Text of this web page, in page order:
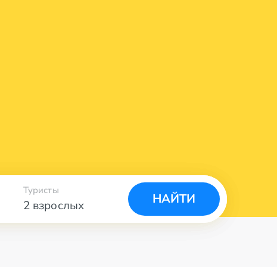
2 взрослых
Туристы
НАЙТИ